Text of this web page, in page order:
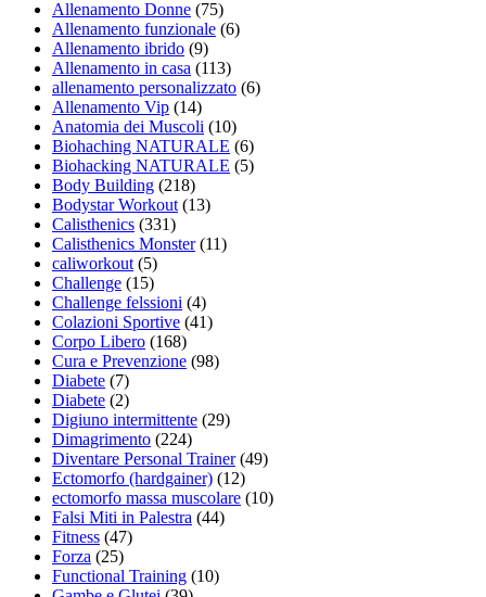
Allenamento Donne (75)
Allenamento funzionale (6)
Allenamento ibrido (9)
Allenamento in casa (113)
allenamento personalizzato (6)
Allenamento Vip (14)
Anatomia dei Muscoli (10)
Biohaching NATURALE (6)
Biohacking NATURALE (5)
Body Building (218)
Bodystar Workout(13)
Calisthenics (331)
Calisthenics Monster(11)
caliworkout(5)
Challenge (15)
Challenge felssioni (4)
Colazioni Sportive (41)
Corpo Libero (168)
Cura e Prevenzione (98)
Diabete (7)
Diabete (2)
Digiuno intermittente (29)
Dimagrimento (224)
Diventare Personal Trainer(49)
Ectomorfo (hardgainer) (12)
ectomorfo massa muscolare (10)
Falsi Miti in Palestra (44)
Fitness (47)
Forza (25)
Functional Training (10)